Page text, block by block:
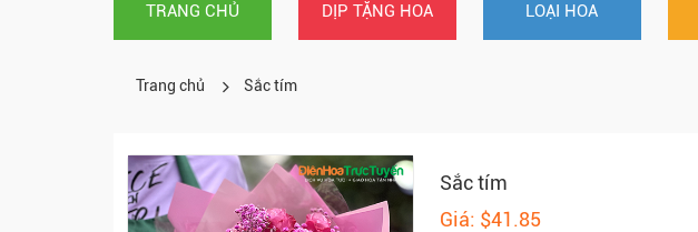
TRANG CHỦ DỊP TẶNG HOA LOẠI HOA
Trang chủ Sắc tím
Sắc tím
Giá: $41.85